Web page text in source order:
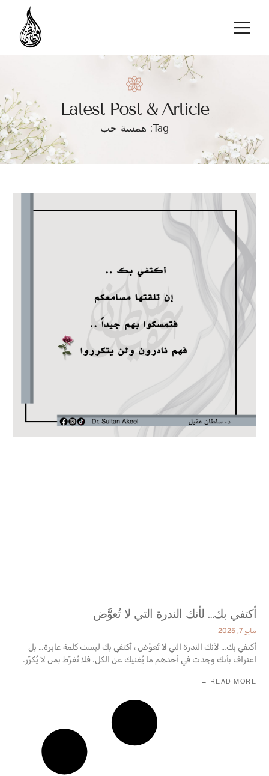
Latest Post & Article
Tag: همسة حب
أكتفي بك… لأنك الندرة التي لا تُعوَّض
مايو 7, 2025
أكتفي بك… لأنك الندرة التي لا تُعوَّض ، أكتفي بك ليست كلمة عابرة… بل
اعتراف بأنك وجدت في أحدهم ما يُغنيك عن الكل. فلا تُفرّط بمن لا يُكرّر.
READ MORE →